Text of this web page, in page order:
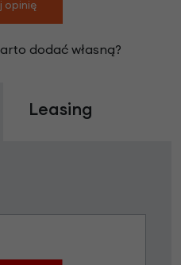
opinię
dodać własną?
Leasing